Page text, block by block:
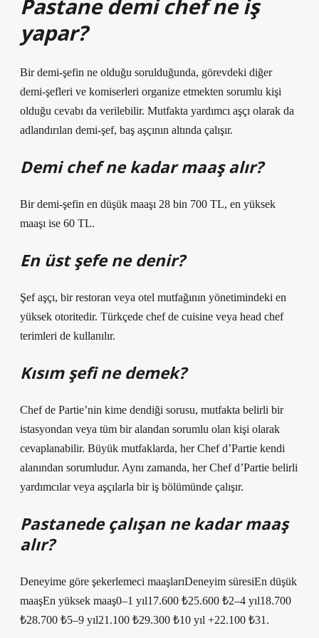
Pastane demi chef ne iş
yapar?
Bir demi-şefin ne olduğu sorulduğunda, görevdeki diğer
demi-şefleri ve komiserleri organize etmekten sorumlu kişi
olduğu cevabı da verilebilir. Mutfakta yardımcı aşçı olarak da
adlandırılan demi-şef, baş aşçının altında çalışır.
Demi chef ne kadar maaş alır?
Bir demi-şefin en düşük maaşı 28 bin 700 TL, en yüksek
maaşı ise 60 TL.
En üst şefe ne denir?
Şef aşçı, bir restoran veya otel mutfağının yönetimindeki en
yüksek otoritedir. Türkçede chef de cuisine veya head chef
terimleri de kullanılır.
Kısım şefi ne demek?
Chef de Partie’nin kime dendiği sorusu, mutfakta belirli bir
istasyondan veya tüm bir alandan sorumlu olan kişi olarak
cevaplanabilir. Büyük mutfaklarda, her Chef d’Partie kendi
alanından sorumludur. Aynı zamanda, her Chef d’Partie belirli
yardımcılar veya aşçılarla bir iş bölümünde çalışır.
Pastanede çalışan ne kadar maaş
alır?
Deneyime göre şekerlemeci maaşlarıDeneyim süresiEn düşük
maaşEn yüksek maaş0–1 yıl17.600 ₺25.600 ₺2–4 yıl18.700
₺28.700 ₺5–9 yıl21.100 ₺29.300 ₺10 yıl +22.100 ₺31.